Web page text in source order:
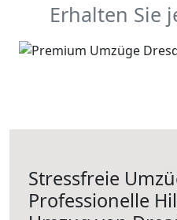
Erhalten Sie
Stressfreie
Professionelle